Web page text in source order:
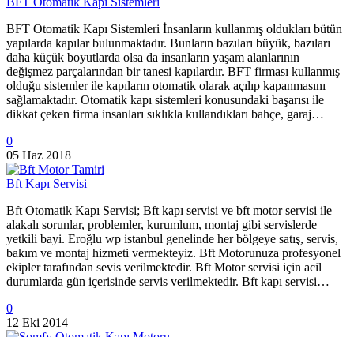
BFT Otomatik Kapı Sistemleri İnsanların kullanmış oldukları bütün
yapılarda kapılar bulunmaktadır. Bunların bazıları büyük, bazıları
daha küçük boyutlarda olsa da insanların yaşam alanlarının
değişmez parçalarından bir tanesi kapılardır. BFT firması kullanmış
olduğu sistemler ile kapıların otomatik olarak açılıp kapanmasını
sağlamaktadır. Otomatik kapı sistemleri konusundaki başarısı ile
dikkat çeken firma insanları sıklıkla kullandıkları bahçe, garaj…
0
05 Haz 2018
Bft Kapı Servisi
Bft Otomatik Kapı Servisi; Bft kapı servisi ve bft motor servisi ile
alakalı sorunlar, problemler, kurumlum, montaj gibi servislerde
yetkili bayi. Eroğlu wp istanbul genelinde her bölgeye satış, servis,
bakım ve montaj hizmeti vermekteyiz. Bft Motorunuza profesyonel
ekipler tarafından sevis verilmektedir. Bft Motor servisi için acil
durumlarda gün içerisinde servis verilmektedir. Bft kapı servisi…
0
12 Eki 2014